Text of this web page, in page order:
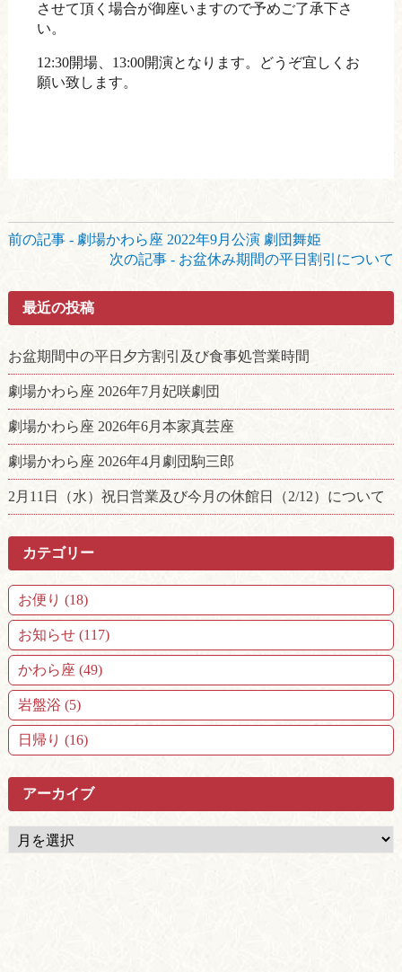
させて頂く場合が御座いますので予めご了承下さ
い。
12:30開場、13:00開演となります。どうぞ宜しくお
願い致します。
前
後
記
へ
の
ン
ク
前の記事 - 劇場かわら座 2022年9月公演 劇団舞姫
次の記事 - お盆休み期間の平日割引について
最近の投稿
お盆期間中の平日夕方割引及び食事処営業時間
劇場かわら座 2026年7月妃咲劇団
劇場かわら座 2026年6月本家真芸座
劇場かわら座 2026年4月劇団駒三郎
2月11日（水）祝日営業及び今月の休館日（2/12）について
カテゴリー
お便り (18)
お知らせ (117)
かわら座 (49)
岩盤浴 (5)
日帰り (16)
アーカイブ
ア
ー